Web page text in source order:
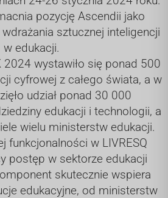
pozycję Ascendii jako
sztucznej inteligencji
w edukacji.
2024 wystawiło się ponad 500
cyfrowej z całego świata, a w
udział ponad 30 000
edukacji i technologii, a
wielu ministerstw edukacji.
funkcjonalności w LIVRESQ
postęp w sektorze edukacji
skutecznie wspiera
edukacyjne, od ministerstw